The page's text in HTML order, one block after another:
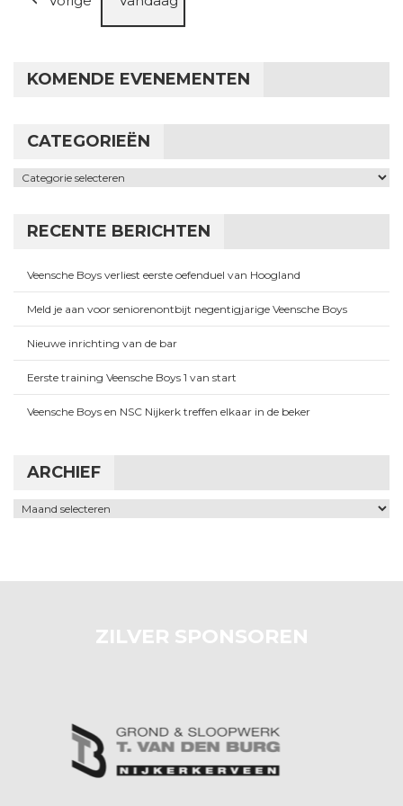
KOMENDE EVENEMENTEN
CATEGORIEËN
Categorieën
RECENTE BERICHTEN
Veensche Boys verliest eerste oefenduel van Hoogland
Meld je aan voor seniorenontbijt negentigjarige Veensche Boys
Nieuwe inrichting van de bar
Eerste training Veensche Boys 1 van start
Veensche Boys en NSC Nijkerk treffen elkaar in de beker
ARCHIEF
Archief
ZILVER SPONSOREN